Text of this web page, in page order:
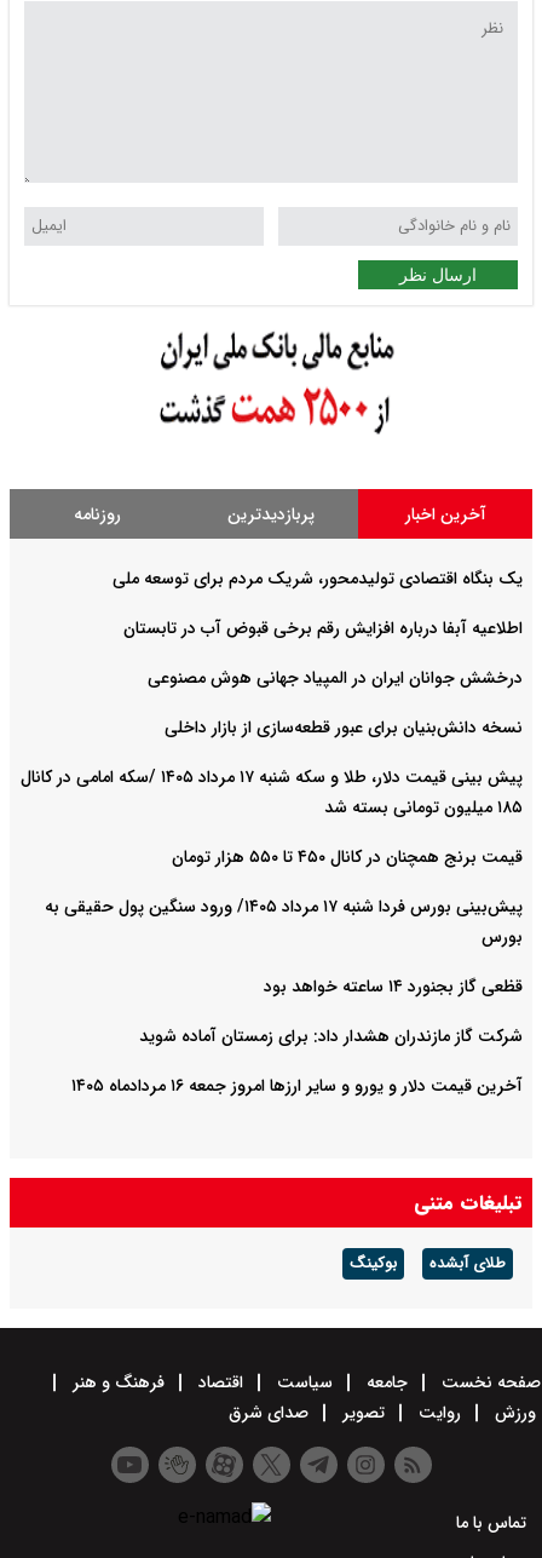
ارسال نظر
آخرین اخبار پربازدیدترین روزنامه
یک بنگاه اقتصادی تولیدمحور، شریک مردم برای توسعه ملی
اطلاعیه آبفا درباره افزایش رقم برخی قبوض آب در تابستان
درخشش جوانان ایران در المپیاد جهانی هوش مصنوعی
نسخه دانش‌بنیان برای عبور قطعه‌سازی از بازار داخلی
پیش ‌بینی قیمت دلار، طلا و سکه شنبه ۱۷ مرداد ۱۴۰۵ /سکه امامی در کانال
۱۸۵ میلیون تومانی بسته شد
قیمت برنج همچنان در کانال ۴۵۰ تا ۵۵۰ هزار تومان
پیش‌بینی بورس فردا شنبه ۱۷ مرداد ۱۴۰۵/ ورود سنگین پول حقیقی به
بورس
قظعی گاز بجنورد ۱۴ ساعته خواهد بود
شرکت گاز مازندران هشدار داد: برای زمستان آماده شوید
آخرین قیمت دلار و یورو و سایر ارزها امروز جمعه ۱۶ مردادماه ۱۴۰۵
تبلیغات متنی
طلای آبشده بوکینگ
صفحه نخست جامعه سیاست اقتصاد
فرهنگ و هنر
ورزش
روایت تصویر صدای شرق
تماس با ما